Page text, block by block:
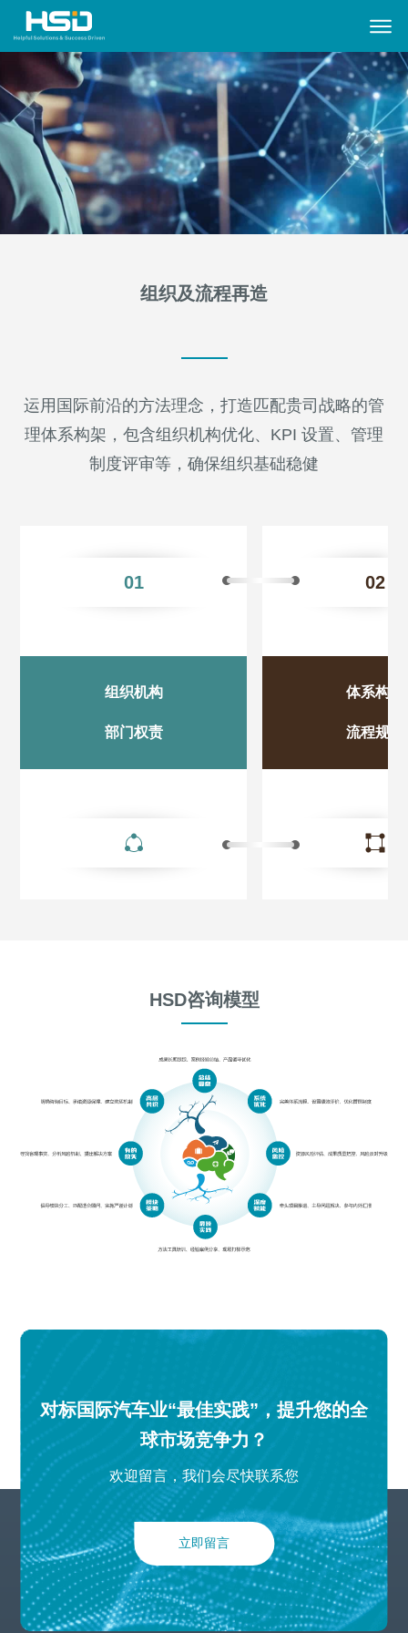
组织及流程再造
运用国际前沿的方法理念，打造匹配贵司战略的管
理体系构架，包含组织机构优化、KPI 设置、管理
制度评审等，确保组织基础稳健
01
组织机构
部门权责
02
体系构架
流程规划
HSD咨询模型
对标国际汽车业“最佳实践”，提升您的全
球市场竞争力？
欢迎留言，我们会尽快联系您
立即留言